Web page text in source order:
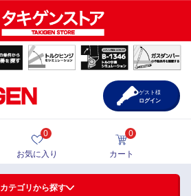
カテゴリから探す
0
お気に入り
0
カート
ゲスト様
ログイン